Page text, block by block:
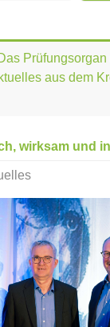
aus dem
wirksam und